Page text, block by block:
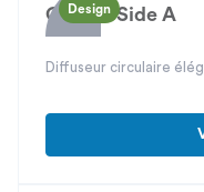
Design
Gipsair Side A
Diffuseur circulaire